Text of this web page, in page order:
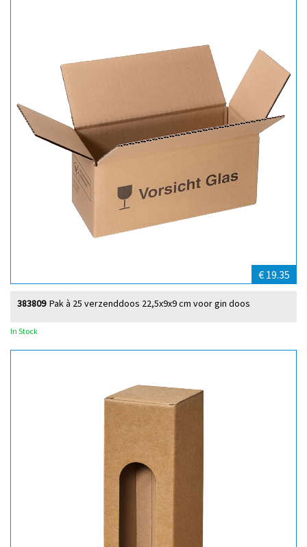
€ 19.35
Pak à 25 verzenddoos 22,5x9x9 cm voor gin doos
383809
In Stock